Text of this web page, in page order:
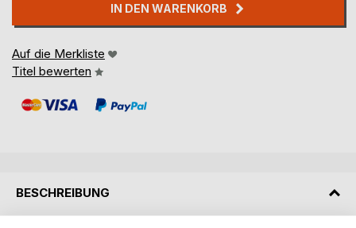
IN DEN WARENKORB
Auf die Merkliste
Titel bewerten
BESCHREIBUNG